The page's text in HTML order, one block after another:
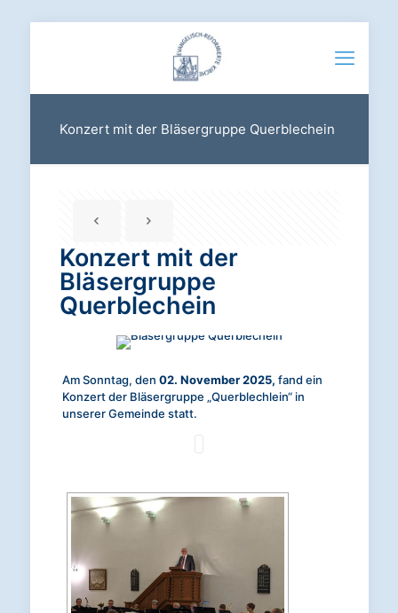
Konzert mit der Bläsergruppe Querblechein
Konzert mit der
Bläsergruppe
Querblechein
Am Sonntag, den 02. November 2025, fand ein
Konzert der Bläsergruppe „Querblechlein“ in
unserer Gemeinde statt.